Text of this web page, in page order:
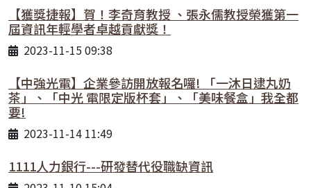
【獲獎捷報】賀！李奇育教授 、張永儒教授榮獲第一
屆資訊年輕學者卓越貢獻獎！
2023-11-15 09:38
【中強光電】企業參訪開放報名囉! 「一沐日逮丸奶
茶」、「中光 電限定版杯套」、「美味餐盒」我全都
要!
2023-11-14 11:49
1111人力銀行---研發替代役職缺資訊